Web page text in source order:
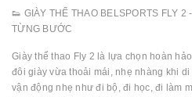
👟 GIÀY THỂ THAO BELSPORTS FLY 2
TỪNG BƯỚC
Giày thể thao Fly 2 là lựa chọn hoàn
đôi giày vừa thoải mái, nhẹ nhàng khi
vận động nhẹ như đi bộ, đi học, đi làm